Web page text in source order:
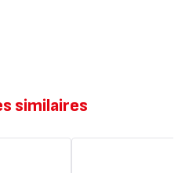
similaires